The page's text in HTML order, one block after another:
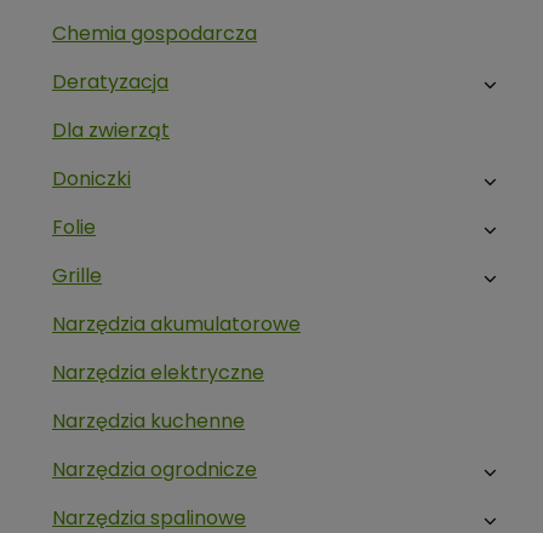
Chemia gospodarcza
Deratyzacja
Dla zwierząt
Doniczki
Folie
Grille
Narzędzia akumulatorowe
Narzędzia elektryczne
Narzędzia kuchenne
Narzędzia ogrodnicze
Narzędzia spalinowe